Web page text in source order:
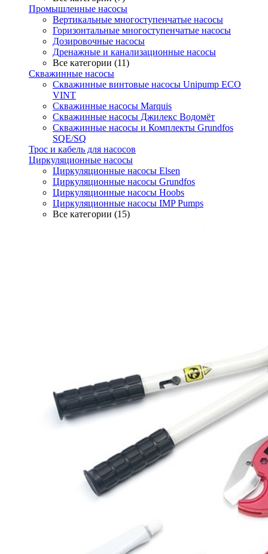
Промышленные насосы
Вертикальные многоступенчатые насосы
Горизонтальные многоступенчатые насосы
Дозировочные насосы
Дренажные и канализационные насосы
Все категории (11)
Скважинные насосы
Скважинные винтовые насосы Unipump ECO
VINT
Скважинные насосы Marquis
Скважинные насосы Джилекс Водомёт
Скважинные насосы и Комплекты Grundfos
SQE/SQ
Трос и кабель для насосов
Циркуляционные насосы
Циркуляционные насосы Elsen
Циркуляционные насосы Grundfos
Циркуляционные насосы Hoobs
Циркуляционные насосы IMP Pumps
Все категории (15)